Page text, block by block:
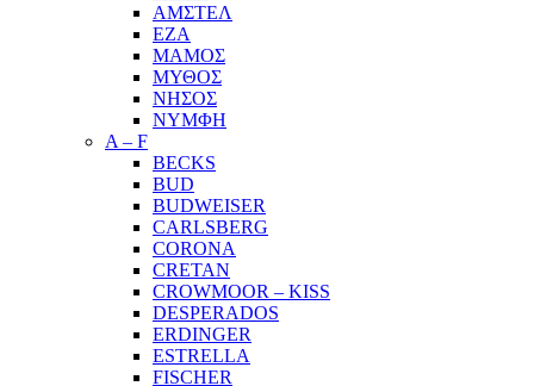
ΑΜΣΤΕΛ
ΕΖΑ
ΜΑΜΟΣ
ΜΥΘΟΣ
ΝΗΣΟΣ
ΝΥΜΦΗ
A – F
BECKS
BUD
BUDWEISER
CARLSBERG
CORONA
CRETAN
CROWMOOR – KISS
DESPERADOS
ERDINGER
ESTRELLA
FISCHER